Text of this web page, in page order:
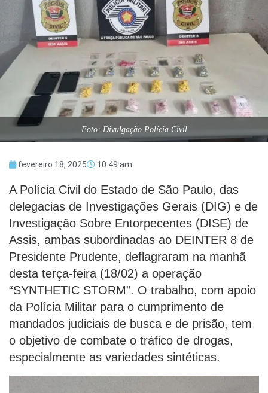
Foto: Divulgação Polícia Civil
fevereiro 18, 2025 10:49 am
A Polícia Civil do Estado de São Paulo, das
delegacias de Investigações Gerais (DIG) e de
Investigação Sobre Entorpecentes (DISE) de
Assis, ambas subordinadas ao DEINTER 8 de
Presidente Prudente, deflagraram na manhã
desta terça-feira (18/02) a operação
“SYNTHETIC STORM”. O trabalho, com apoio
da Polícia Militar para o cumprimento de
mandados judiciais de busca e de prisão, tem
o objetivo de combate o tráfico de drogas,
especialmente as variedades sintéticas.